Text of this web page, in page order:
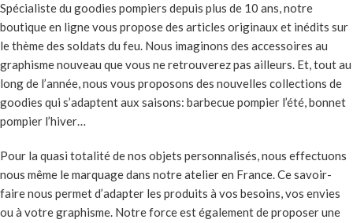
Spécialiste du goodies pompiers depuis plus de 10 ans, notre
boutique en ligne vous propose des articles originaux et inédits sur
le thème des soldats du feu. Nous imaginons des accessoires au
graphisme nouveau que vous ne retrouverez pas ailleurs. Et, tout au
long de l’année, nous vous proposons des nouvelles collections de
goodies qui s’adaptent aux saisons: barbecue pompier l’été, bonnet
pompier l’hiver…
Pour la quasi totalité de nos objets personnalisés, nous effectuons
nous même le marquage dans notre atelier en France. Ce savoir-
faire nous permet d’adapter les produits à vos besoins, vos envies
ou à votre graphisme. Notre force est également de proposer une